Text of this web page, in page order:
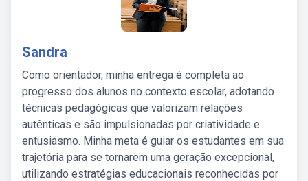
Sandra
Como orientador, minha entrega é completa ao
progresso dos alunos no contexto escolar, adotando
técnicas pedagógicas que valorizam relações
autênticas e são impulsionadas por criatividade e
entusiasmo. Minha meta é guiar os estudantes em sua
trajetória para se tornarem uma geração excepcional,
utilizando estratégias educacionais reconhecidas por